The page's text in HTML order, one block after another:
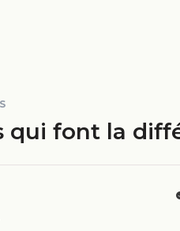
qui font la